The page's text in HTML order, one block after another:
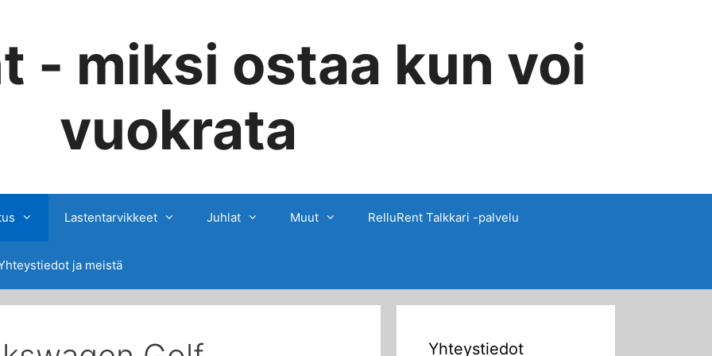
- miksi ostaa kun voi
vuokrata
Lastentarvikkeet Juhlat Muut RelluRent Talkkari -palvelu
ja meistä
Yhteystiedot